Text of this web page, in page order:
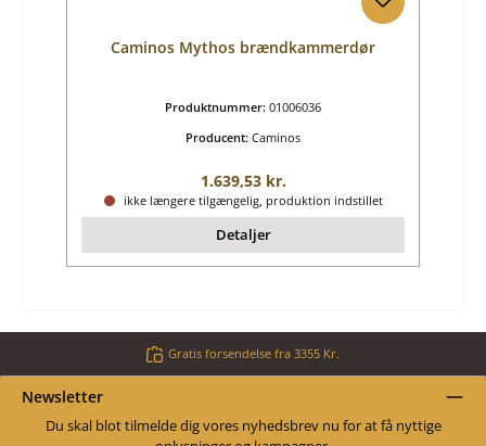
Caminos Mythos brændkammerdør
Produktnummer: 01006036
Producent: Caminos
Almindelig pris:
1.639,53 kr.
ikke længere tilgængelig, produktion indstillet
Detaljer
Gratis forsendelse fra 3355 Kr.
Newsletter
Du skal blot tilmelde dig vores nyhedsbrev nu for at få nyttige